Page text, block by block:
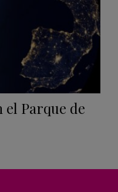
el Parque de